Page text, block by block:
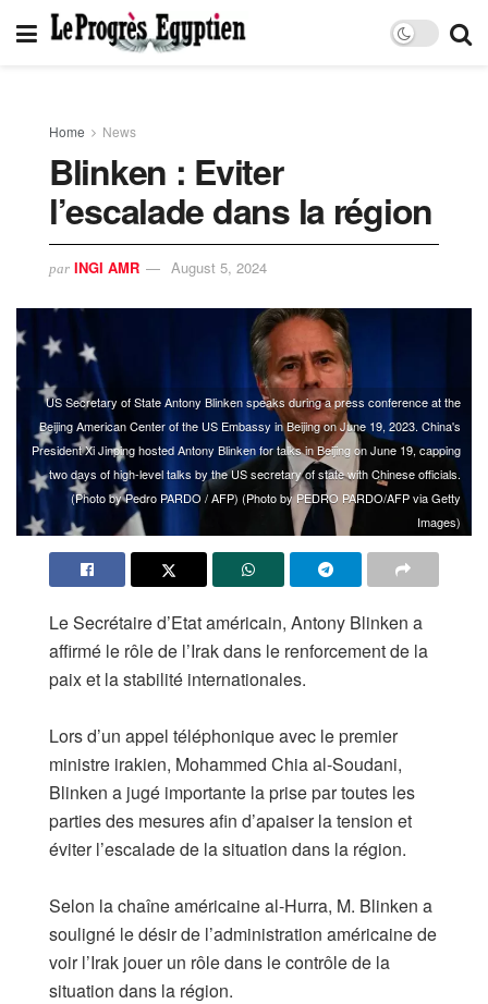
Home News
Blinken : Eviter
l’escalade dans la région
par INGI AMR August 5, 2024
US Secretary of State Antony Blinken speaks during a press conference at the
Beijing American Center of the US Embassy in Beijing on June 19, 2023. China's
President Xi Jinping hosted Antony Blinken for talks in Beijing on June 19, capping
two days of high-level talks by the US secretary of state with Chinese officials.
(Photo by Pedro PARDO / AFP) (Photo by PEDRO PARDO/AFP via Getty
Images)
Le Secrétaire d’Etat américain, Antony Blinken a
affirmé le rôle de l’Irak dans le renforcement de la
paix et la stabilité internationales.
Lors d’un appel téléphonique avec le premier
ministre irakien, Mohammed Chia al-Soudani,
Blinken a jugé importante la prise par toutes les
parties des mesures afin d’apaiser la tension et
éviter l’escalade de la situation dans la région.
Selon la chaîne américaine al-Hurra, M. Blinken a
souligné le désir de l’administration américaine de
voir l’Irak jouer un rôle dans le contrôle de la
situation dans la région.